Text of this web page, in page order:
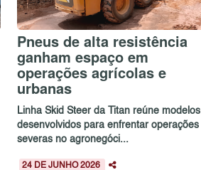
Pneus de alta resistência
ganham espaço em
operações agrícolas e
urbanas
Linha Skid Steer da Titan reúne modelos
desenvolvidos para enfrentar operações
severas no agronegóci...
24 DE JUNHO 2026